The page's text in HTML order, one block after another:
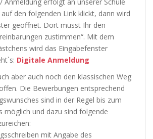
den folgenden Link klickt, dann wird
geöffnet. Dort müsst Ihr den
zustimmen“. Mit dem
wird das Eingabefenster
Digitale Anmeldung
aber auch noch den klassischen Weg
Die Bewerbungen entsprechend
sind in der Regel bis zum
möglich und dazu sind folgende
mit Angabe des